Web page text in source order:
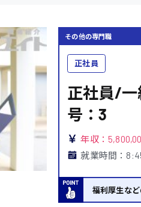
その他の専門職
正社員
正社員/
号：3
年収：
就業時間：
福利厚生な